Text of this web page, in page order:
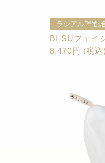
ラシアル™*配
BI-SUフェイ
8,470円 (税込)